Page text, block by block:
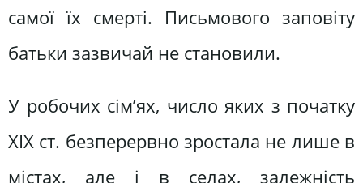
самої їх смерті. Письмового заповіту
батьки зазвичай не становили.
У робочих сім’ях, число яких з початку
XIX ст. безперервно зростала не лише в
містах, але і в селах, залежність